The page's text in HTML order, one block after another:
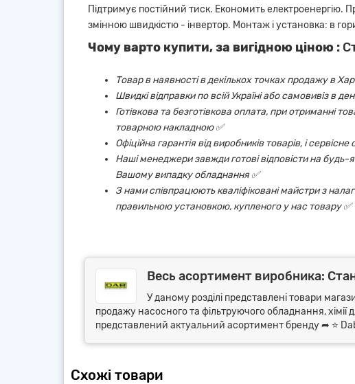
Підтримує постійний тиск. Економить електроенергію.
змінною швидкістю - інвертор. Монтаж і установка: в
Чому варто купити, за вигідною ціною :
Товар в наявності в декількох точках продажу в
Швидкі відправки по всій Україні або самовивіз в
Готівкова та безготівкова оплата, при отриманні
товарною накладною ✅
Офіційна гарантія від виробників товарів, і
Наші менеджери завжди готові відповісти на будь-
Вашому випадку обладнання ✅
З нами співпрацюють кваліфіковані майстри з
правильною установкою, купленого у нас товару ✅
Весь асортимент виробника:
У даному розділі представлені товари
продажу насосного та фільтруючого обладнання, хімії
представлений актуальний асортимент бренду ➦ ⭐ Dab
Схожі товари